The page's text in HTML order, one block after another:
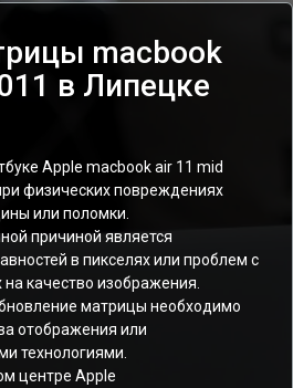
macbook
в Липецке
Apple macbook air 11 mid
физических повреждениях
или поломки.
причиной является
в пикселях или проблем с
качество изображения.
матрицы необходимо
отображения или
технологиями.
центре Apple